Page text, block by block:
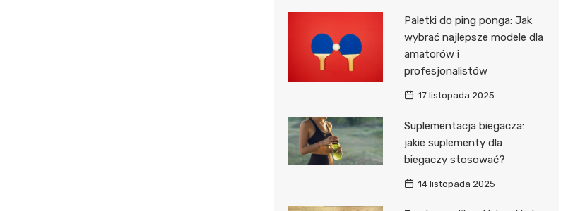
Paletki do ping ponga: Jak
wybrać najlepsze modele dla
amatorów i
profesjonalistów
17 listopada 2025
Suplementacja biegacza:
jakie suplementy dla
biegaczy stosować?
14 listopada 2025